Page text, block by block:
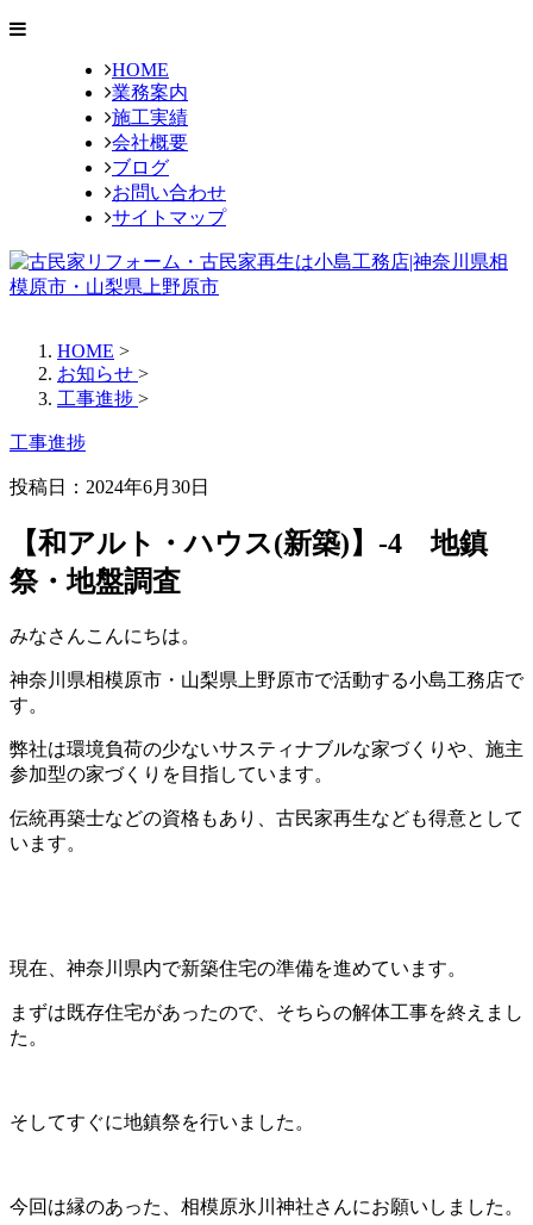
HOME
業務案内
施工実績
会社概要
ブログ
お問い合わせ
サイトマップ
HOME >
お知らせ >
工事進捗 >
工事進捗
投稿日：2024年6月30日
【和アルト・ハウス(新築)】-4 地鎮
祭・地盤調査
みなさんこんにちは。
神奈川県相模原市・山梨県上野原市で活動する小島工務店で
す。
弊社は環境負荷の少ないサスティナブルな家づくりや、施主
参加型の家づくりを目指しています。
伝統再築士などの資格もあり、古民家再生なども得意として
います。
現在、神奈川県内で新築住宅の準備を進めています。
まずは既存住宅があったので、そちらの解体工事を終えまし
た。
そしてすぐに地鎮祭を行いました。
今回は縁のあった、相模原氷川神社さんにお願いしました。